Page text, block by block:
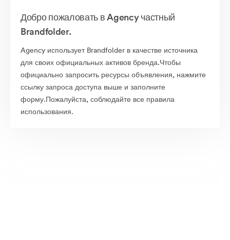
Добро пожаловать в Agency частный
Brandfolder.
Agency использует Brandfolder в качестве источника
для своих официальных активов бренда.Чтобы
официально запросить ресурсы объявления, нажмите
ссылку запроса доступа выше и заполните
форму.Пожалуйста, соблюдайте все правила
использования.